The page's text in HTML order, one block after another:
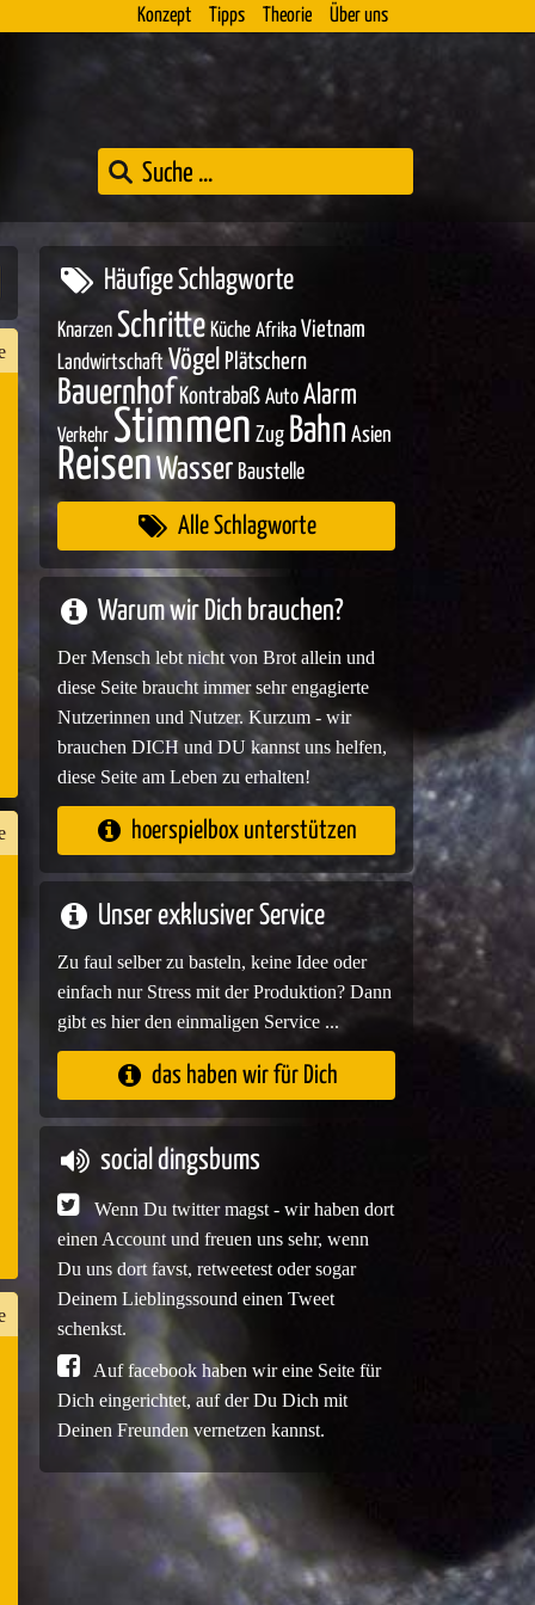
Konzept Tipps Theorie Über uns
Häufige Schlagworte
Knarzen Schritte Küche Afrika Vietnam
Landwirtschaft Vögel Plätschern
Bauernhof Kontrabaß Auto Alarm
Verkehr Stimmen Zug Bahn Asien
ReisenWasser Baustelle
Alle Schlagworte
Warum wir Dich brauchen?
Der Mensch lebt nicht von Brot allein und
diese Seite braucht immer sehr engagierte
Nutzerinnen und Nutzer. Kurzum - wir
brauchen DICH und DU kannst uns helfen,
diese Seite am Leben zu erhalten!
hoerspielbox unterstützen
Unser exklusiver Service
Zu faul selber zu basteln, keine Idee oder
einfach nur Stress mit der Produktion? Dann
gibt es hier den einmaligen Service ...
das haben wir für Dich
social dingsbums
Wenn Du twitter magst - wir haben dort
einen Account und freuen uns sehr, wenn
Du uns dort favst, retweetest oder sogar
Deinem Lieblingssound einen Tweet
schenkst.
Auf facebook haben wir eine Seite für
Dich eingerichtet, auf der Du Dich mit
Deinen Freunden vernetzen kannst.